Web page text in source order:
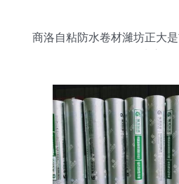
商洛自粘防水卷材濰坊正大